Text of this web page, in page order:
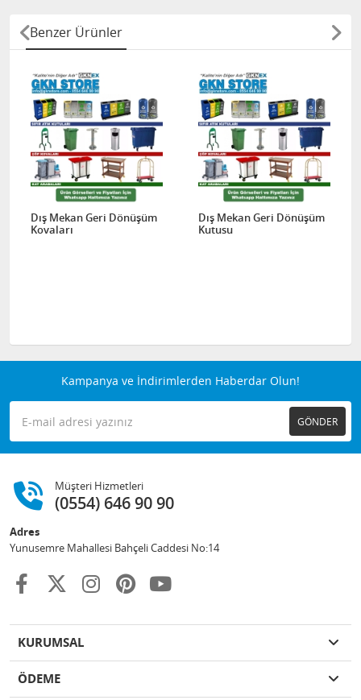
Benzer Ürünler
Dış Mekan Geri Dönüşüm
Kovaları
Dış Mekan Geri Dönüşüm
Kutusu
Kampanya ve İndirimlerden Haberdar Olun!
GÖNDER
Müşteri Hizmetleri
(0554) 646 90 90
Adres
Yunusemre Mahallesi Bahçeli Caddesi No:14
KURUMSAL
ÖDEME